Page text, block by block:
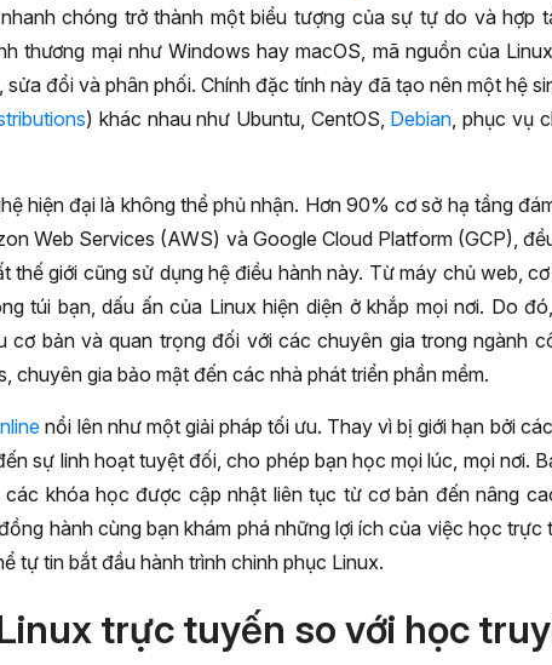
chóng trở thành một biểu tượng của sự tự do và hợp
thương mại như Windows hay macOS, mã nguồn của
đổi và phân phối. Chính đặc tính này đã tạo nên một hệ
) khác nhau như Ubuntu, CentOS, Debian, phục vụ
hiện đại là không thể phủ nhận. Hơn 90% cơ sở hạ tầng
Web Services (AWS) và Google Cloud Platform (GCP),
thế giới cũng sử dụng hệ điều hành này. Từ máy chủ web,
túi bạn, dấu ấn của Linux hiện diện ở khắp mọi nơi. Do
cơ bản và quan trọng đối với các chuyên gia trong ngành
chuyên gia bảo mật đến các nhà phát triển phần mềm.
nổi lên như một giải pháp tối ưu. Thay vì bị giới hạn bởi
sự linh hoạt tuyệt đối, cho phép bạn học mọi lúc, mọi nơi.
các khóa học được cập nhật liên tục từ cơ bản đến nâng
hành cùng bạn khám phá những lợi ích của việc học trực
tự tin bắt đầu hành trình chinh phục Linux.
trực tuyến so với học